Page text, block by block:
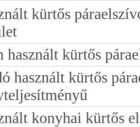
kürtős
használt kürtős
használt kürtős
konyhai kürtős